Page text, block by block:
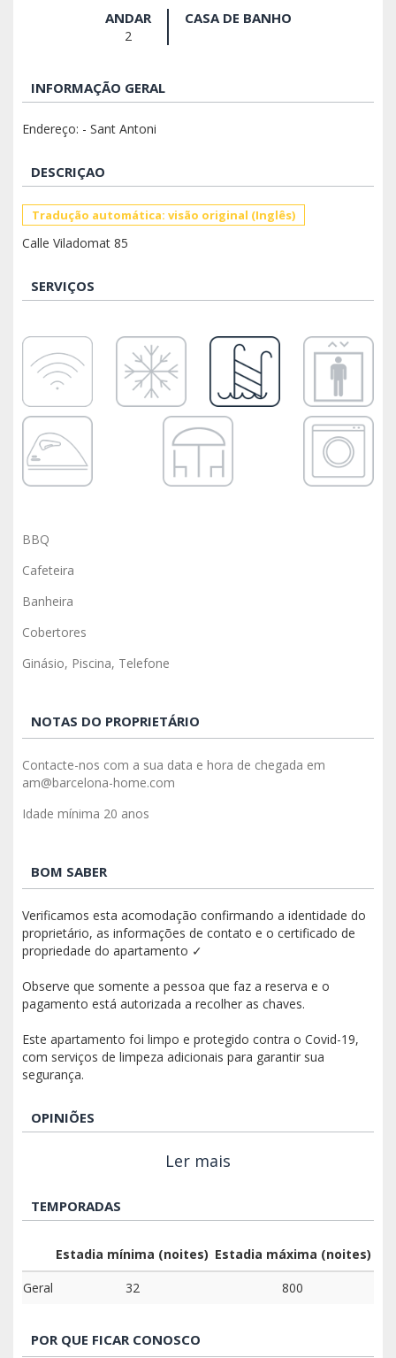
ANDAR
2
CASA DE BANHO
INFORMAÇÃO GERAL
Endereço: - Sant Antoni
DESCRIÇAO
Tradução automática: visão original (Inglês)
Calle Viladomat 85
SERVIÇOS
BBQ
Cafeteira
Banheira
Cobertores
Ginásio, Piscina, Telefone
NOTAS DO PROPRIETÁRIO
Contacte-nos com a sua data e hora de chegada em
am@barcelona-home.com
Idade mínima 20 anos
BOM SABER
Verificamos esta acomodação confirmando a identidade do
proprietário, as informações de contato e o certificado de
propriedade do apartamento ✓
Observe que somente a pessoa que faz a reserva e o
pagamento está autorizada a recolher as chaves.
Este apartamento foi limpo e protegido contra o Covid-19,
com serviços de limpeza adicionais para garantir sua
segurança.
OPINIÕES
Ler mais
TEMPORADAS
Estadia mínima (noites) Estadia máxima (noites)
Geral
32 800
POR QUE FICAR CONOSCO